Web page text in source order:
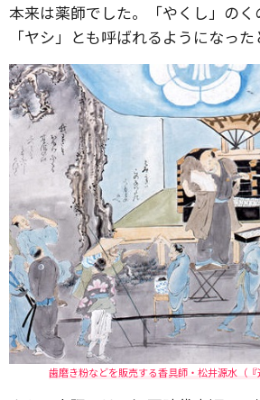
本来は薬師でした。「やくし」の
「ヤシ」とも呼ばれるようになった
歯磨き粉などを販売する香具師・松井源水（『